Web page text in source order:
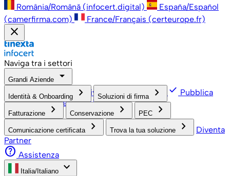
România/Română (infocert.digital)
España/Español
(camerfirma.com)
France/Français (certeurope.fr)
close
Naviga tra i settori
Grandi Aziende arrow_drop_down
PMI, Professionisti e Privati Grandi Aziende check Pubblica
Amministrazione Associazioni open_in_new
Identità & Onboarding keyboard_arrow_right Soluzioni di firma keyboard_arrow_right
Fatturazione keyboard_arrow_right Conservazione keyboard_arrow_right PEC keyboard_arrow_right
Comunicazione certificata keyboard_arrow_right Trova la tua soluzione keyboard_arrow_right
Diventa
Partner
help Assistenza
Italia/Italiano keyboard_arrow_down